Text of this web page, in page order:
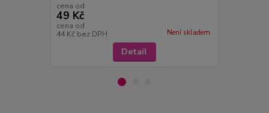
cena od
49 Kč
cena od
44 Kč bez DPH Není skladem
Detail